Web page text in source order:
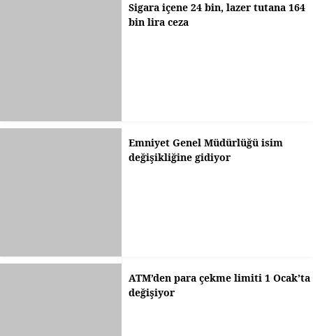
Sigara içene 24 bin, lazer tutana 164
bin lira ceza
Emniyet Genel Müdürlüğü isim
değişikliğine gidiyor
ATM’den para çekme limiti 1 Ocak’ta
değişiyor